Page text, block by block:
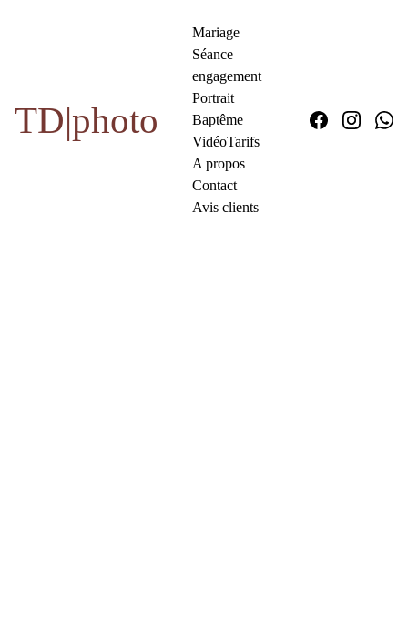
TD|photo
Mariage
Séance
engagement
Portrait
Baptême
VidéoTarifs
A propos
Contact
Avis clients